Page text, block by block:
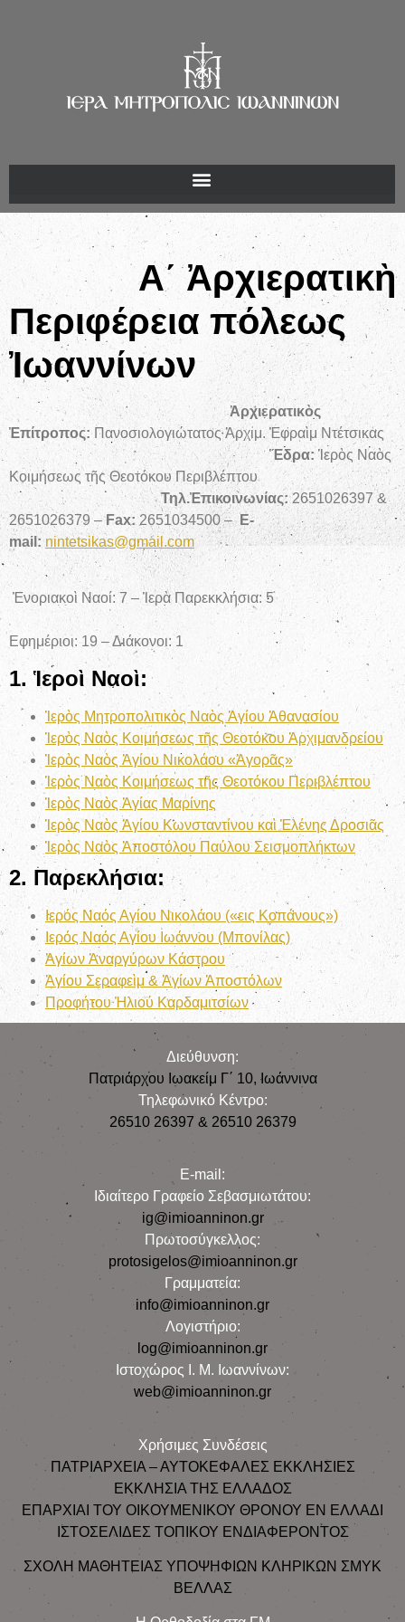
Α΄ Ἀρχιερατικὴ
Περιφέρεια πόλεως
Ἰωαννίνων
Ἀρχιερατικὸς
Ἐπίτροπος: Πανοσιολογιώτατος Ἀρχιμ. Ἐφραὶμ Ντέτσικας
Ἕδρα: Ἱερὸς Ναὸς
Κοιμήσεως τῆς Θεοτόκου Περιβλέπτου
Τηλ.Ἐπικοινωνίας:2651026397 &
2651026379 –Fax: 2651034500 – E-
mail: nintetsikas@gmail.com
Ἐνοριακοὶ Ναοί: 7 – Ἱερὰ Παρεκκλήσια: 5
Εφημέριοι: 19 – Διάκονοι: 1
1. Ἱεροὶ Ναοὶ:
Ἱερὸς Μητροπολιτικὸς Ναὸς Ἁγίου Ἀθανασίου
Ἱερὸς Ναὸς Κοιμήσεως τῆς Θεοτόκου Ἀρχιμανδρείου
Ἱερὸς Ναὸς Ἁγίου Νικολάου «Ἀγορᾶς»
Ἱερὸς Ναὸς Κοιμήσεως τῆς Θεοτόκου Περιβλέπτου
Ἱερὸς Ναὸς Ἁγίας Μαρίνης
Ἱερὸς Ναὸς Ἁγίου Κωνσταντίνου καὶ Ἑλένης Δροσιᾶς
Ἱερὸς Ναὸς Ἀποστόλου Παύλου Σεισμοπλήκτων
2. Παρεκλήσια:
Ιερός Ναός Αγίου Νικολάου («εις Κοπάνους»)
Ιερός Ναός Αγίου Ιωάννου (Μπονίλας)
Ἁγίων Ἀναργύρων Κάστρου
Ἁγίου Σεραφεὶμ & Ἁγίων Ἀποστόλων
Προφήτου Ἠλιού Καρδαμιτσίων
Διεύθυνση:
Πατριάρχου Ιωακείμ Γ΄ 10, Iωάννινα
Τηλεφωνικό Κέντρο:
26510 26397 & 26510 26379
E-mail:
Iδιαίτερο Γραφείο Σεβασμιωτάτου:
ig@imioanninon.gr
Πρωτοσύγκελλος:
protosigelos@imioanninon.gr
Γραμματεία:
info@imioanninon.gr
Λογιστήριο:
log@imioanninon.gr
Ιστοχώρος Ι. Μ. Ιωαννίνων:
web@imioanninon.gr
Χρήσιμες Συνδέσεις
ΠΑΤΡΙΑΡΧΕΙΑ – ΑΥΤΟΚΕΦΑΛΕΣ ΕΚΚΛΗΣΙΕΣ
ΕΚΚΛΗΣΙΑ ΤΗΣ ΕΛΛΑΔΟΣ
ΕΠΑΡΧΙΑΙ ΤΟΥ ΟΙΚΟΥΜΕΝΙΚΟΥ ΘΡΟΝΟΥ ΕΝ ΕΛΛΑΔΙ
ΙΣΤΟΣΕΛΙΔΕΣ ΤΟΠΙΚΟΥ ΕΝΔΙΑΦΕΡΟΝΤΟΣ
ΣΧΟΛΗ ΜΑΘΗΤΕΙΑΣ ΥΠΟΨΗΦΙΩΝ ΚΛΗΡΙΚΩΝ ΣΜΥΚ
ΒΕΛΛΑΣ